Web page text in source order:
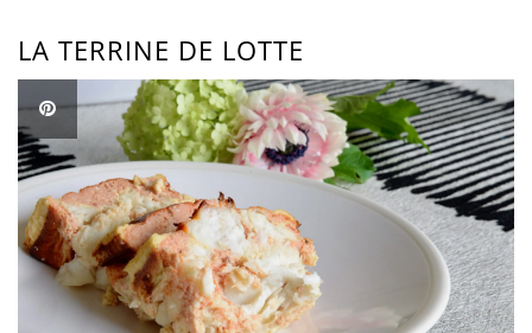
LA TERRINE DE LOTTE